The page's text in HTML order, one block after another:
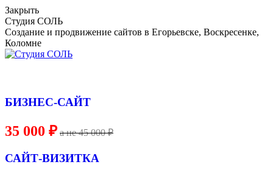
Skip
to
content
Закрыть
Студия СОЛЬ
Создание и продвижение сайтов в Егорьевске, Воскресенке,
Коломне
БИЗНЕС-САЙТ
35 000 ₽ a не 45 000 ₽
САЙТ-ВИЗИТКА